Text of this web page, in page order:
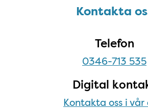
Kontakta ossKontakta
Telefon
0346-713 535
Digital
Kontakta oss i